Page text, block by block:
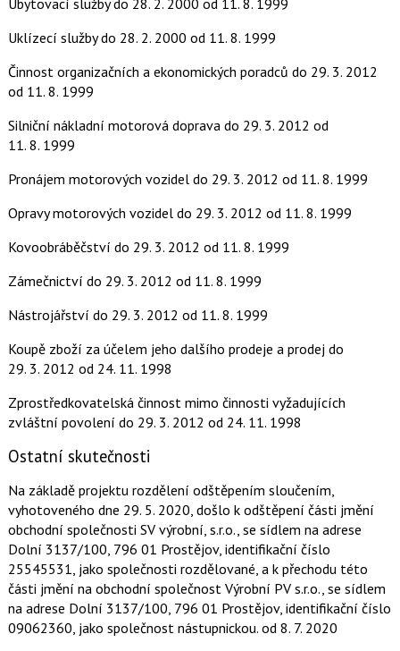
Uklízecí službydo 28. 2. 2000 od 11. 8. 1999
Činnost organizačních a ekonomických poradců do 29. 3. 2012
od 11. 8. 1999
Silniční nákladní motorová doprava do 29. 3. 2012 od
11. 8. 1999
Pronájem motorových vozidel do 29. 3. 2012 od 11. 8. 1999
Opravy motorových vozidel do 29. 3. 2012 od 11. 8. 1999
Kovoobráběčství do 29. 3. 2012 od 11. 8. 1999
Zámečnictví do 29. 3. 2012 od 11. 8. 1999
Nástrojářství do 29. 3. 2012 od 11. 8. 1999
Koupě zboží za účelem jeho dalšího prodeje a prodej do
29. 3. 2012 od 24. 11. 1998
Zprostředkovatelská činnost mimo činnosti vyžadujících
zvláštní povolení do 29. 3. 2012 od 24. 11. 1998
Ostatní skutečnosti
Na základě projektu rozdělení odštěpením sloučením,
vyhotoveného dne 29. 5. 2020, došlo k odštěpení části jmění
obchodní společnosti SV výrobní, s.r.o., se sídlem na adrese
Dolní 3137/100, 796 01 Prostějov, identifikační číslo
25545531, jako společnosti rozdělované, a k přechodu této
části jmění na obchodní společnost Výrobní PV s.r.o., se sídlem
na adrese Dolní 3137/100, 796 01 Prostějov, identifikační číslo
09062360, jako společnost nástupnickou. od 8. 7. 2020